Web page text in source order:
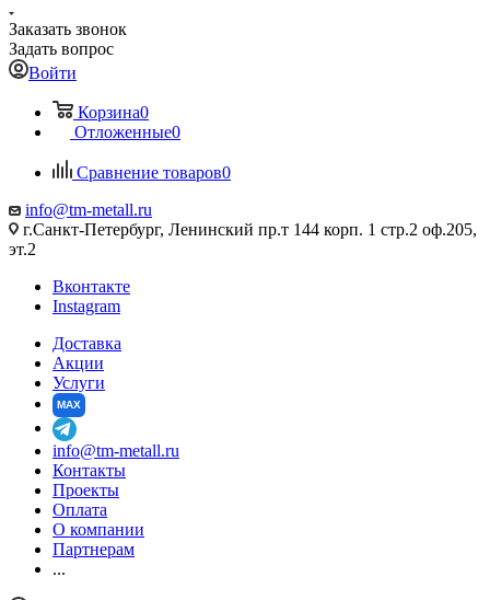
Заказать звонок
Задать вопрос
Войти
Корзина0
Отложенные0
Сравнение товаров0
info@tm-metall.ru
г.Санкт-Петербург, Ленинский пр.т 144 корп. 1 стр.2 оф.205,
эт.2
Вконтакте
Instagram
Доставка
Акции
Услуги
MAX
info@tm-metall.ru
Контакты
Проекты
Оплата
О компании
Партнерам
...